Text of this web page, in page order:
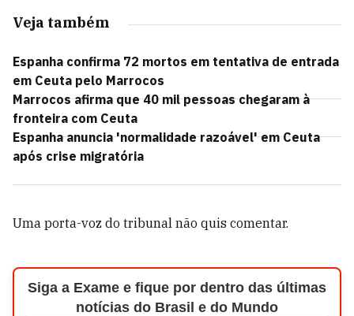
Veja também
Espanha confirma 72 mortos em tentativa de entrada
em Ceuta pelo Marrocos
Marrocos afirma que 40 mil pessoas chegaram à
fronteira com Ceuta
Espanha anuncia 'normalidade razoável' em Ceuta
após crise migratória
Uma porta-voz do tribunal não quis comentar.
Siga a Exame e fique por dentro das últimas
notícias do Brasil e do Mundo